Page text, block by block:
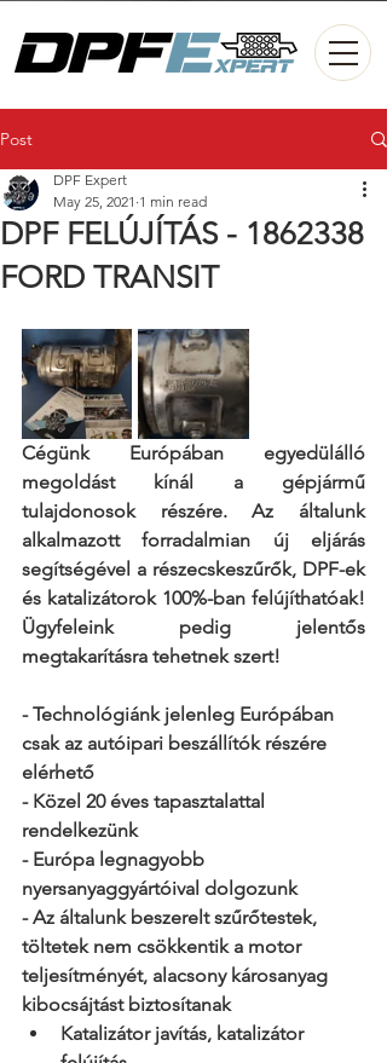
Post
DPF FELÚJÍTÁS - 1862338
FORD TRANSIT
DPF Expert
May 25, 2021 1 min read
Cégünk Európában egyedülálló
megoldást kínál a gépjármű
tulajdonosok részére. Az általunk
alkalmazott forradalmian új eljárás
segítségével a részecskeszűrők, DPF-ek
és katalizátorok 100%-ban felújíthatóak!
Ügyfeleink pedig jelentős
megtakarításra tehetnek szert!
- Technológiánk jelenleg Európában
csak az autóipari beszállítók részére
elérhető
- Közel 20 éves tapasztalattal
rendelkezünk
- Európa legnagyobb
nyersanyaggyártóival dolgozunk
- Az általunk beszerelt szűrőtestek,
töltetek nem csökkentik a motor
teljesítményét, alacsony károsanyag
kibocsájtást biztosítanak
Katalizátor javítás, katalizátor